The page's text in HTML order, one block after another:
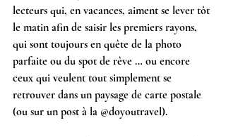
lecteurs qui, en vacances, aiment se lever tôt
le matin afin de saisir les premiers rayons,
qui sont toujours en quête de la photo
parfaite ou du spot de rêve … ou encore
ceux qui veulent tout simplement se
retrouver dans un paysage de carte postale
(ou sur un post à la @doyoutravel).